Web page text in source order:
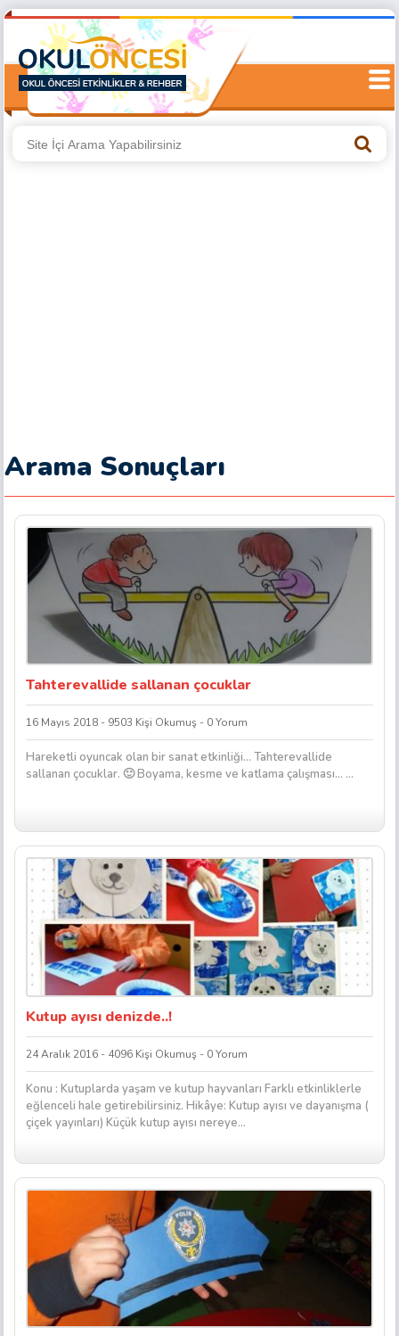
Arama Sonuçları
Tahterevallide sallanan çocuklar
16 Mayıs 2018 - 9503 Kişi Okumuş - 0 Yorum
Hareketli oyuncak olan bir sanat etkinliği… Tahterevallide
sallanan çocuklar. 🙂 Boyama, kesme ve katlama çalışması… ...
Kutup ayısı denizde..!
24 Aralık 2016 - 4096 Kişi Okumuş - 0 Yorum
Konu : Kutuplarda yaşam ve kutup hayvanları Farklı etkinliklerle
eğlenceli hale getirebilirsiniz. Hikâye: Kutup ayısı ve dayanışma (
çiçek yayınları) Küçük kutup ayısı nereye...